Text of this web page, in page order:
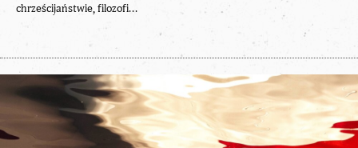
chrześcijaństwie, filozofi...